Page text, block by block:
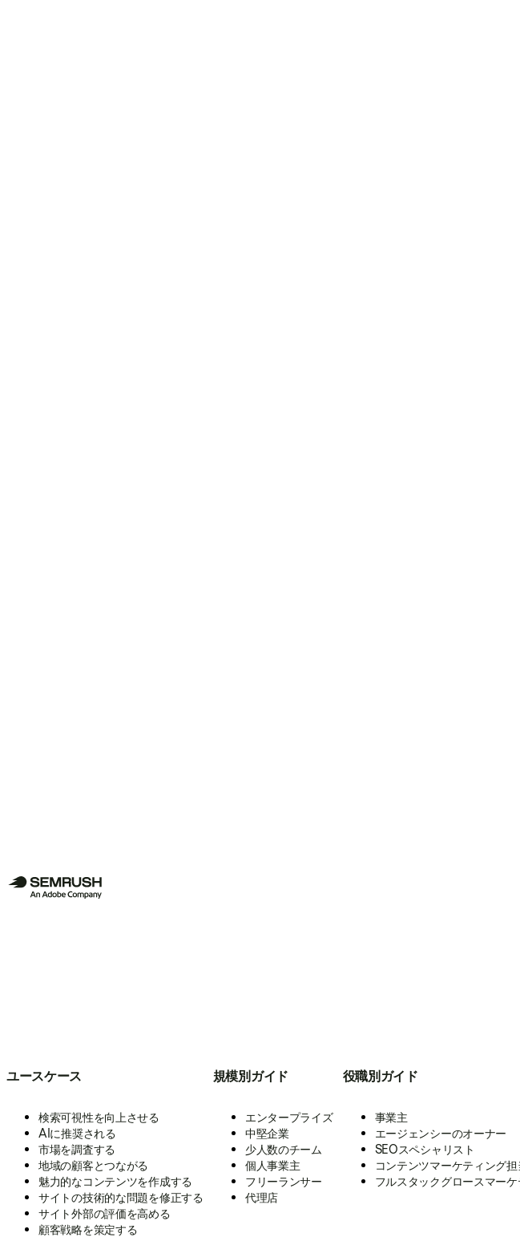
ユースケース
検索可視性を向上させる
AIに推奨される
市場を調査する
地域の顧客とつながる
魅力的なコンテンツを作成する
サイトの技術的な問題を修正する
サイト外部の評価を高める
顧客戦略を策定する
規模別ガイド
エンタープライズ
中堅企業
少人数のチーム
個人事業主
フリーランサー
代理店
役職別ガイド
事業主
エージェンシーのオーナー
SEOスペシャリスト
コンテンツマーケティング
フルスタックグロースマー